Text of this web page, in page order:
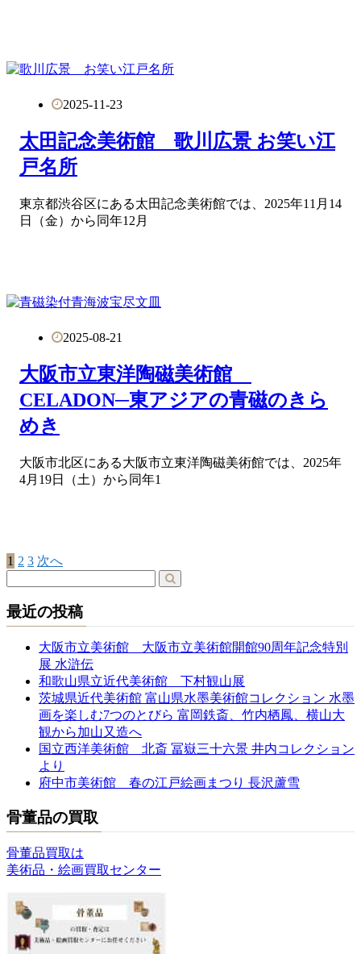
2025-11-23
太田記念美術館 歌川広景 お笑い江
戸名所
東京都渋谷区にある太田記念美術館では、2025年11月14
日（金）から同年12月
2025-08-21
大阪市立東洋陶磁美術館
CELADON─東アジアの青磁のきら
めき
大阪市北区にある大阪市立東洋陶磁美術館では、2025年
4月19日（土）から同年1
投
稿
の
1 2 3 次へ
最近の投稿
大阪市立美術館 大阪市立美術館開館90周年記念特別
展 水滸伝
和歌山県立近代美術館 下村観山展
茨城県近代美術館 富山県水墨美術館コレクション 水墨
画を楽しむ7つのとびら 富岡鉄斎、竹内栖鳳、横山大
観から加山又造へ
国立西洋美術館 北斎 冨嶽三十六景 井内コレクション
より
府中市美術館 春の江戸絵画まつり 長沢蘆雪
骨董品の買取
骨董品買取は
美術品・絵画買取センター